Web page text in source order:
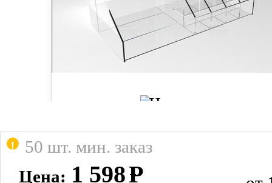
Цена: 1 598Р
50 шт. мин. заказ